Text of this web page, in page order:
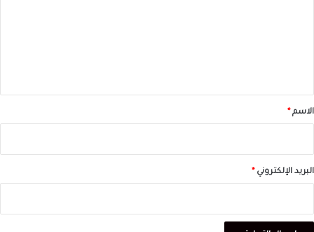
*الاسم*
البريد الإلكتروني*